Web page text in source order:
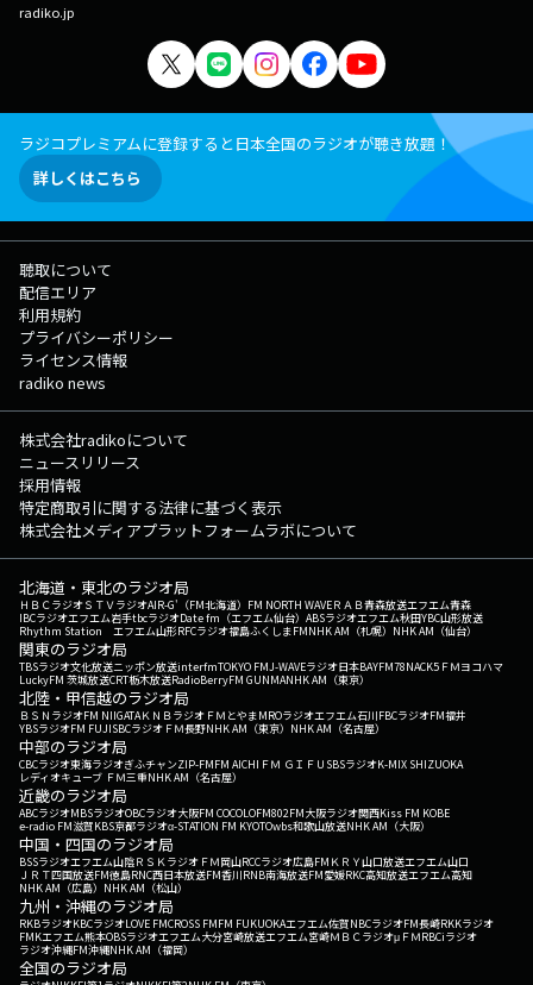
radiko.jp
ラジコプレミアムに登録すると日本全国のラジオが聴き放題！
詳しくはこちら
聴取について
配信エリア
利用規約
プライバシーポリシー
ライセンス情報
radiko news
株式会社radikoについて
ニュースリリース
採用情報
特定商取引に関する法律に基づく表示
株式会社メディアプラットフォームラボについて
北海道・東北のラジオ局
ＨＢＣラジオＳＴＶラジオAIR-G'（FM北海道） FM NORTH WAVEＲＡＢ青森放送エフエム青森
IBCラジオエフエム岩手tbcラジオDate fm（エフエム仙台） ABSラジオエフエム秋田YBC山形放送
Rhythm Station エフエム山形RFCラジオ福島ふくしまFMNHK AM（札幌） NHK AM（仙台）
関東のラジオ局
TBSラジオ文化放送ニッポン放送interfmTOKYO FMJ-WAVEラジオ日本BAYFM78NACK5 ＦＭヨコハマ
LuckyFM 茨城放送CRT栃木放送RadioBerryFM GUNMANHK AM（東京）
北陸・甲信越のラジオ局
ＢＳＮラジオFM NIIGATAＫＮＢラジオ ＦＭとやまMROラジオエフエム石川FBCラジオFM福井
YBSラジオFM FUJISBCラジオ ＦＭ長野NHK AM（東京） NHK AM（名古屋）
中部のラジオ局
CBCラジオ東海ラジオぎふチャンZIP-FMFM AICHI ＦＭ ＧＩＦＵ SBSラジオK-MIX SHIZUOKA
レディオキューブ ＦＭ三重NHK AM（名古屋）
近畿のラジオ局
ABCラジオMBSラジオOBCラジオ大阪FM COCOLOFM802FM大阪ラジオ関西Kiss FM KOBE
e-radio FM滋賀KBS京都ラジオα-STATION FM KYOTOwbs和歌山放送NHK AM（大阪）
中国・四国のラジオ局
BSSラジオエフエム山陰ＲＳＫラジオ ＦＭ岡山RCCラジオ広島FM ＫＲＹ山口放送エフエム山口
ＪＲＴ四国放送FM徳島RNC西日本放送FM香川RNB南海放送FM愛媛RKC高知放送エフエム高知
NHK AM（広島） NHK AM（松山）
九州・沖縄のラジオ局
RKBラジオKBCラジオLOVE FMCROSS FMFM FUKUOKAエフエム佐賀NBCラジオFM長崎RKKラジオ
FMKエフエム熊本OBSラジオエフエム大分宮崎放送エフエム宮崎ＭＢＣラジオμＦＭRBCiラジオ
ラジオ沖縄FM沖縄NHK AM（福岡）
全国のラジオ局